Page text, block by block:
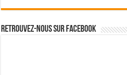
Retrouvez-nous sur Facebook